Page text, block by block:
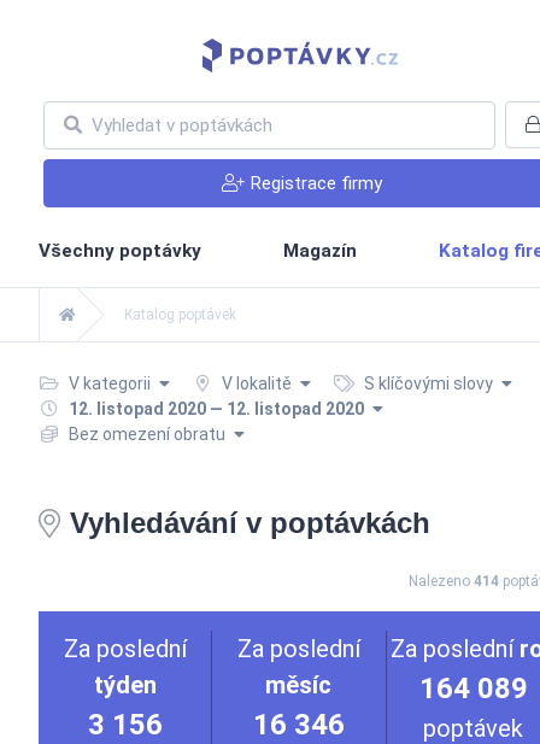
Registrace firmy
Všechny poptávky Magazín Katalog
Katalog poptávek
V kategorii V lokalitě
S klíčovými slovy
12. listopad 2020 — 12. listopad 2020
Bez omezení obratu
Vyhledávání v poptávkách
Nalezeno 414
Za poslední
týden
3 156
Za poslední
měsíc
16 346
Za poslední
164 089
poptávek